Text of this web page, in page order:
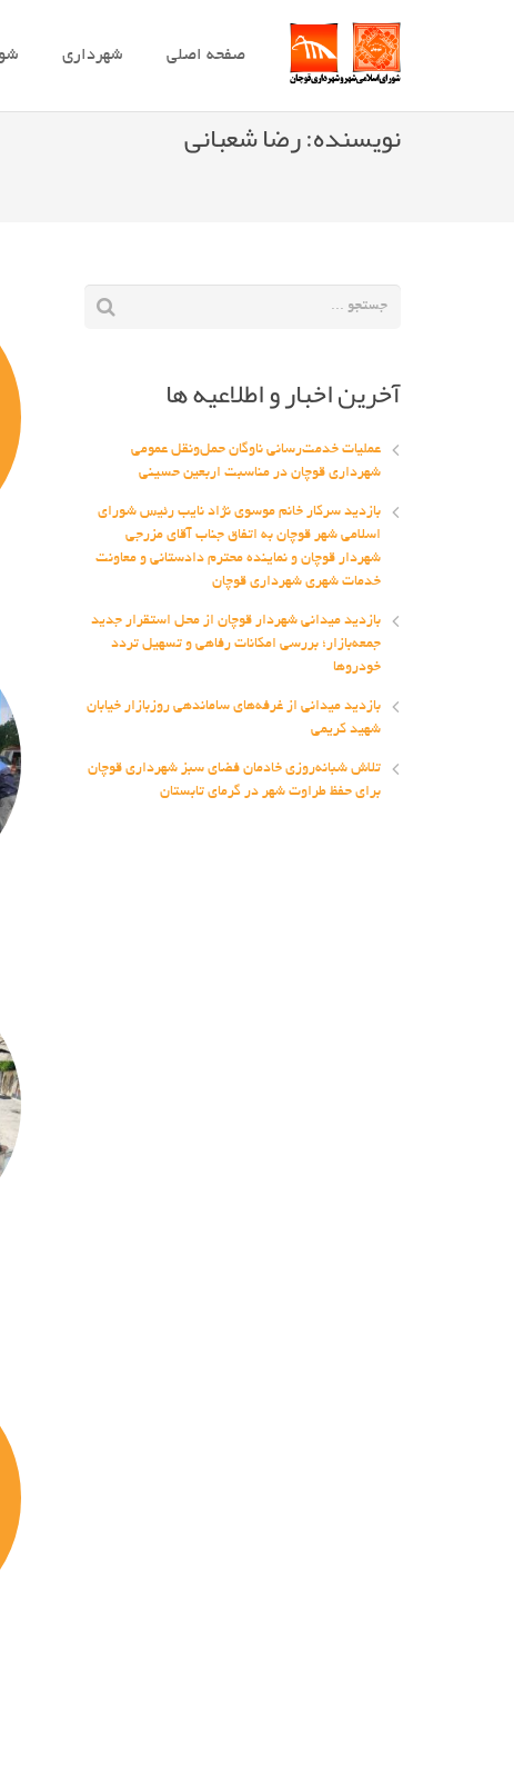
صفحه اصلی شهرداری
نویسنده:رضا شعبانی
آخرین اخبار و اطلاعیه ها
عملیات خدمت‌رسانی ناوگان حمل‌ونقل عمومی
شهرداری قوچان در مناسبت اربعین حسینی
بازدید سرکار خانم موسوی نژاد نایب رئیس شورای
اسلامی شهر قوچان به اتفاق جناب آقای مزرجی
شهردار قوچان و نماینده محترم دادستانی و معاونت
خدمات شهری شهرداری قوچان
بازدید میدانی شهردار قوچان از محل استقرار جدید
جمعه‌بازار؛ بررسی امکانات رفاهی و تسهیل تردد
خودروها
بازدید میدانی از غرفه‌های ساماندهی روزبازار خیابان
شهید کریمی
تلاش شبانه‌روزی خادمان فضای سبز شهرداری قوچان
برای حفظ طراوت شهر در گرمای تابستان